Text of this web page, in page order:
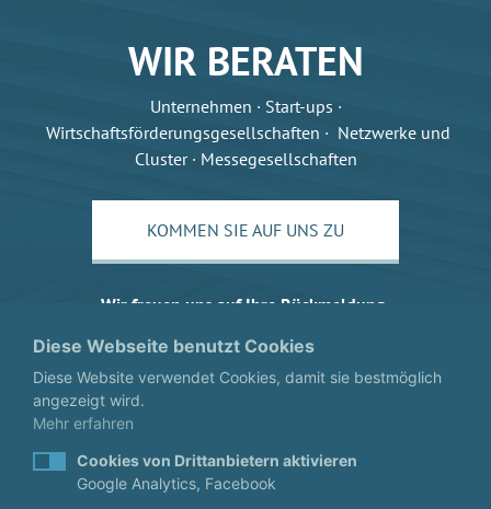
WIR BERATEN
Unternehmen · Start-ups ·
Wirtschaftsförderungsgesellschaften · Netzwerke und
Cluster · Messegesellschaften
KOMMEN SIE AUF UNS ZU
Wir freuen uns auf Ihre Rückmeldung.
Diese Webseite benutzt Cookies
Diese Website verwendet Cookies, damit sie bestmöglich
angezeigt wird.
Mehr erfahren
Cookies von Drittanbietern aktivieren
Google Analytics, Facebook